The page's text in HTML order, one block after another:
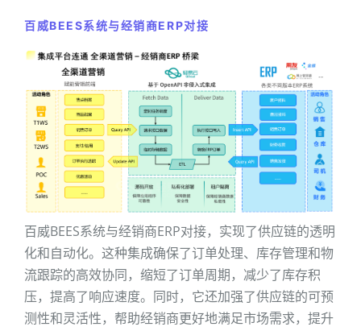
百威BEES系统与经销商ERP对接
百威BEES系统与经销商ERP对接，实现了供应链的透明
化和自动化。这种集成确保了订单处理、库存管理和物
流跟踪的高效协同，缩短了订单周期，减少了库存积
压，提高了响应速度。同时，它还加强了供应链的可预
测性和灵活性，帮助经销商更好地满足市场需求，提升